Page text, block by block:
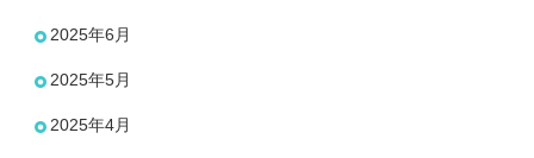
2025年6月
2025年5月
2025年4月